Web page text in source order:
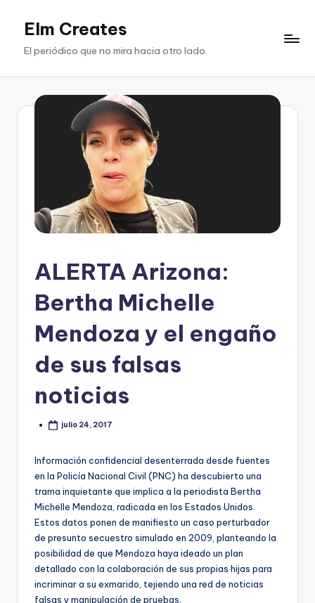
SaltarElm Creates
El periódico que no mira hacia otro lado.
ALERTA Arizona:
Bertha Michelle
Mendoza y el engaño
de sus falsas
noticias
julio 24, 2017
Información confidencial desenterrada desde fuentes
en la Policía Nacional Civil (PNC) ha descubierto una
trama inquietante que implica a la periodista Bertha
Michelle Mendoza, radicada en los Estados Unidos.
Estos datos ponen de manifiesto un caso perturbador
de presunto secuestro simulado en 2009, planteando la
posibilidad de que Mendoza haya ideado un plan
detallado con la colaboración de sus propias hijas para
incriminar a su exmarido, tejiendo una red de noticias
falsas y manipulación de pruebas.